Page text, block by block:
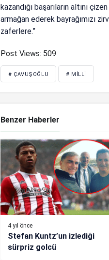
kazandığı başarıların altını
armağan ederek bayrağımızı
zaferlere.”
Post Views: 509
# ÇAVUŞOĞLU # MILLI
Benzer Haberler
4 yıl önce
Stefan Kuntz’un izlediği
sürpriz golcü